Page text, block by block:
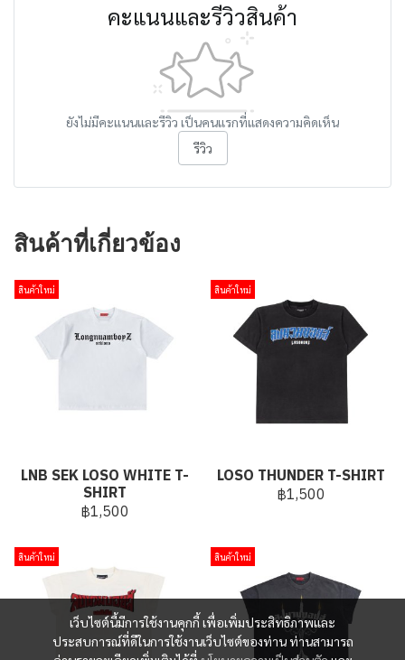
คะแนนและรีวิวสินค้า
ยังไม่มีคะแนนและรีวิว เป็นคนแรกที่แสดงความคิดเห็น
รีวิว
สินค้าที่เกี่ยวข้อง
สินค้าใหม่
LNB SEK LOSO WHITE T-
SHIRT
฿1,500
สินค้าใหม่
LOSO THUNDER T-SHIRT
฿1,500
สินค้าใหม่ สินค้าใหม่
เว็บไซต์นี้มีการใช้งานคุกกี้ เพื่อเพิ่มประสิทธิภาพและ
ประสบการณ์ที่ดีในการใช้งานเว็บไซต์ของท่าน ท่านสามารถ